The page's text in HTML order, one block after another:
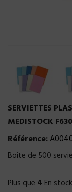
SERVIETTES
MEDISTOCK
Référence:
Boite de 500
Plus que 4 En stock